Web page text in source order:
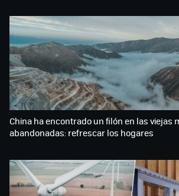
China ha encontrado un filón en las viejas
abandonadas: refrescar los hogares